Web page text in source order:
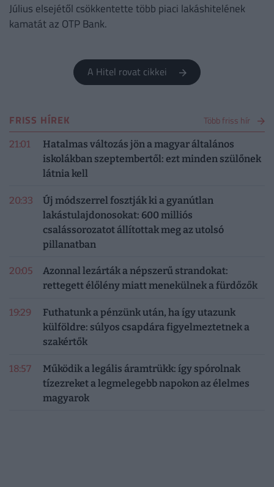
Július elsejétől csökkentette több piaci lakáshitelének
kamatát az OTP Bank.
A Hitel rovat cikkei
FRISS HÍREK Több friss hír
21:01
Hatalmas változás jön a magyar általános
iskolákban szeptembertől: ezt minden szülőnek
látnia kell
20:33
Új módszerrel fosztják ki a gyanútlan
lakástulajdonosokat: 600 milliós
csalássorozatot állítottak meg az utolsó
pillanatban
20:05
Azonnal lezárták a népszerű strandokat:
rettegett élőlény miatt menekülnek a fürdőzők
19:29
Futhatunk a pénzünk után, ha így utazunk
külföldre: súlyos csapdára figyelmeztetnek a
szakértők
18:57
Működik a legális áramtrükk: így spórolnak
tízezreket a legmelegebb napokon az élelmes
magyarok